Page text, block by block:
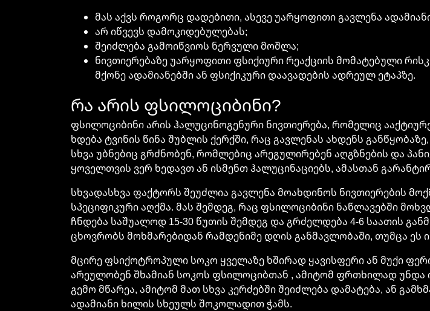
მას აქვს როგორც დადებითი, ასევე უარყოფითი გავლენა
არ იწვევს დამოკიდებულებას;
შეიძლება გამოიწვიოს ნერვული მოშლა;
ნივთიერებაზე უარყოფითი ფსიქიური რეაქციის მომატებული
მქონე ადამიანებში ან ფსიქიკური დაავადების ადრეულ ეტაპზე.
რა არის ფსილოციბინი?
ფსილოციბინი არის ჰალუცინოგენური ნივთიერება, რომელიც
ხდება ტვინის წინა შუბლის ქერქში, რაც გავლენას ახდენს
სხვა უბნებიც გრძნობენ, რომლებიც არეგულირებენ აღგზნების და
ყოველთვის ვერ ხედავთ ან ისმენთ ჰალუცინაციებს, ამასთან
სხვადასხვა ფაქტორს შეუძლია გავლენა მოახდინოს ნივთიერების
სპეციფიკური აღქმა. მას შემდეგ, რაც ფსილოციბინი ნაწლავებში
ჩნდება საშუალოდ 15-30 წუთის შემდეგ და გრძელდება 4-6 საათის
ცხოვრობს მოხმარებიდან რამდენიმე დღის განმავლობაში, თუმცა ეს
მცირე ფსიქოტროპული სოკო ყველაზე ხშირად ყავისფერი ან მუქი
არეულობენ შხამიან სოკოს ფსილოციბთან , ამიტომ ფრთხილად უნდა
გემო მწარეა, ამიტომ მათ სხვა კერძებში შეიძლება დამატება, ან
ადამიანი ხილის სხეულს შოკოლადით ჭამს.